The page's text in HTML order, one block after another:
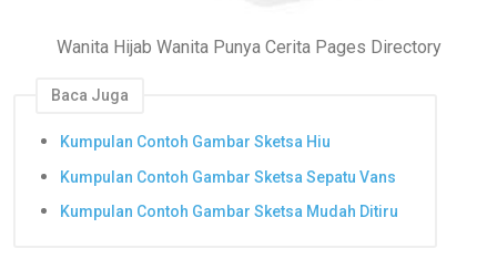
Wanita Hijab Wanita Punya Cerita Pages Directory
Baca Juga
Kumpulan Contoh Gambar Sketsa Hiu
Kumpulan Contoh Gambar Sketsa Sepatu Vans
Kumpulan Contoh Gambar Sketsa Mudah Ditiru